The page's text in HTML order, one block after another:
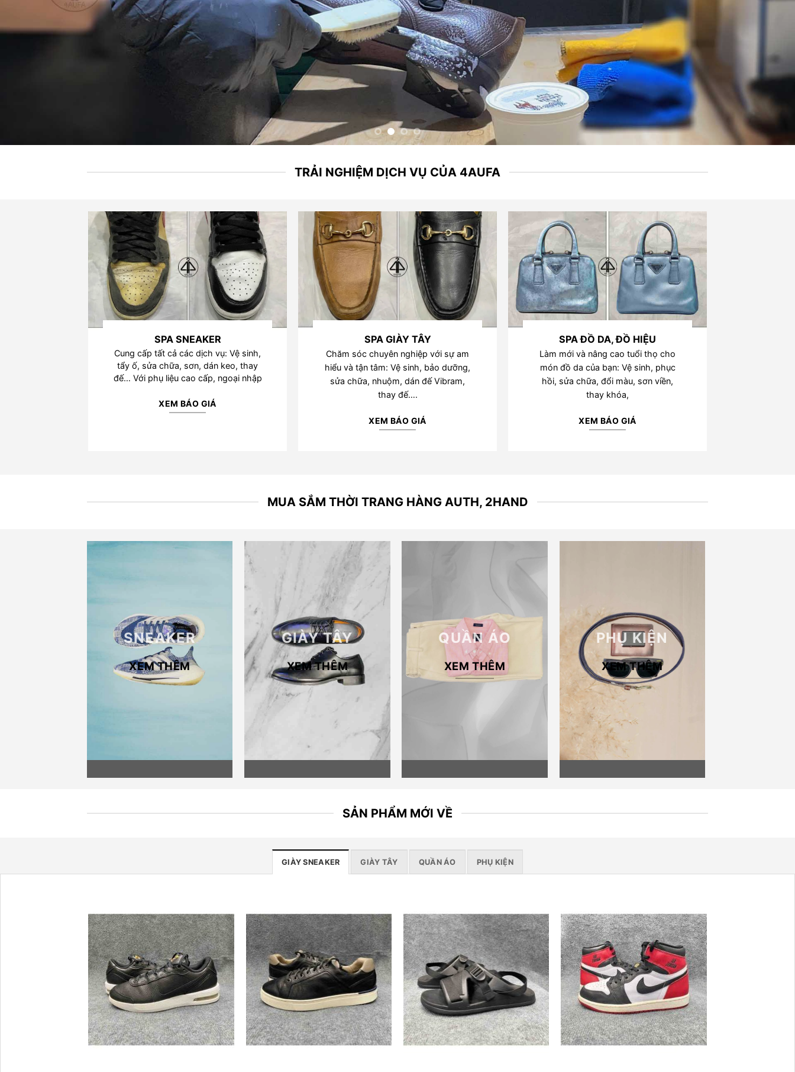
TƯ VẤN NGAY
TRẢI NGHIỆM DỊCH VỤ CỦA 4AUFA
SPA SNEAKER
Cung cấp tất cả các dịch vụ: Vệ sinh,
tẩy ố, sửa chữa, sơn, dán keo, thay
đế… Với phụ liệu cao cấp, ngoại nhập
XEM BÁO GIÁ
SPA GIÀY TÂY
Chăm sóc chuyên nghiệp với sự am
hiểu và tận tâm: Vệ sinh, bảo dưỡng,
sửa chữa, nhuộm, dán đế Vibram,
thay đế….
XEM BÁO GIÁ
SPA ĐỒ DA, ĐỒ HIỆU
Làm mới và nâng cao tuổi thọ cho
món đồ da của bạn: Vệ sinh, phục
hồi, sửa chữa, đổi màu, sơn viền,
thay khóa,
XEM BÁO GIÁ
MUA SẮM THỜI TRANG HÀNG AUTH, 2HAND
SNEAKER
XEM THÊM
GIÀY TÂY
XEM THÊM
QUẦN ÁO
XEM THÊM
PHỤ KIỆN
XEM THÊM
SẢN PHẨM MỚI VỀ
GIÀY SNEAKER GIÀY TÂY QUẦN ÁO PHỤ KIỆN